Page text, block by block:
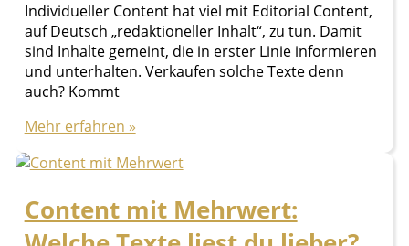
Individueller Content hat viel mit Editorial Content,
auf Deutsch „redaktioneller Inhalt“, zu tun. Damit
sind Inhalte gemeint, die in erster Linie informieren
und unterhalten. Verkaufen solche Texte denn
auch? Kommt
Individueller
Wie
hochwertige
Themen
Mehr erfahren »
Content mit Mehrwert: